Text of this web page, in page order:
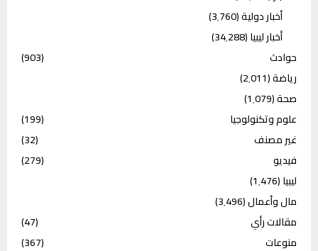
أخبار دولية(3٬760)
أخبار ليبيا(34٬288)
حوادث
(903)
رياضة(2٬011)
صحة(1٬079)
علوم وتكنولوجيا
(199)
غير مصنف
(32)
فيديو
(279)
ليبيا(1٬476)
مال وأعمال(3٬496)
مقالات رأي
(47)
منوعات
(367)